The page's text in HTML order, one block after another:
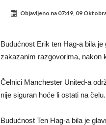
Nejmar
Objavljeno na 07:49, 09
Budućnost Erik ten Hag-a bila
zakazanim razgovorima, nakon
Čelnici Manchester United-a
nije siguran hoće li ostati na čelu.
Budućnost Ten Hag-a bila je